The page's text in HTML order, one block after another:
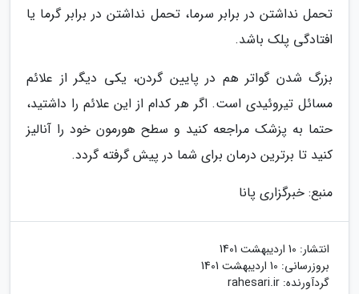
تحمل نداشتن در برابر سرما، تحمل نداشتن در برابر گرما یا
افتادگی پلک باشد.
بزرگ شدن گواتر هم در پایین گردن، یکی دیگر از علائم
مسائل تیروئیدی است. اگر هر کدام از این علائم را داشتید،
حتما به پزشک مراجعه کنید و سطح هورمون خود را آنالیز
کنید تا برترین درمان برای شما در پیش گرفته گردد.
منبع: خبرگزاری پانا
انتشار: 10 اردیبهشت 1401
بروزرسانی: 10 اردیبهشت 1401
گردآورنده: rahesari.ir